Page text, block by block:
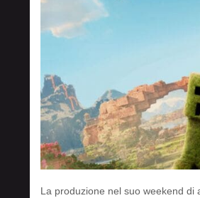
La produzione nel suo weekend